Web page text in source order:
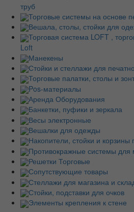
труб
Торговые системы на основе
Вешала, столы, стойки для
Торговая система LOFT ,
Loft
Манекены
Стойки и стеллажи для
Торговые палатки, столы и
Pos-материалы
Аренда Оборудования
Банкетки, пуфики и зеркала
Весы электронные
Вешалки для одежды
Накопители, стойки и корзины
Противокражные системы для
Решетки Торговые
Сопутствующие товары
Стеллажи для магазина и
Стойки, подставки для очков
Элементы крепления к стене